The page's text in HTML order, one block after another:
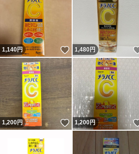
1,140円 いいね！
1,480円
1,200円 いいね！
1,200円